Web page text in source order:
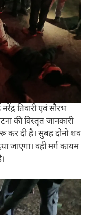
तिवारी एवं सौरभ
की विस्तृत जानकारी
दी है। सुबह दोनो शव
जाएगा। वही मर्ग कायम